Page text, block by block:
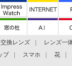
交換レンズ レンズ一
プ スマホ 花